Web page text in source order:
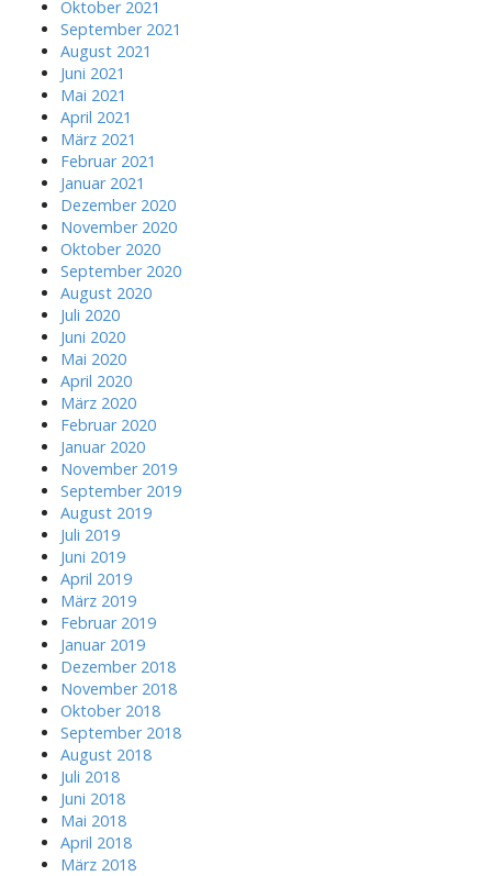
Oktober 2021
September 2021
August 2021
Juni 2021
Mai 2021
April 2021
März 2021
Februar 2021
Januar 2021
Dezember 2020
November 2020
Oktober 2020
September 2020
August 2020
Juli 2020
Juni 2020
Mai 2020
April 2020
März 2020
Februar 2020
Januar 2020
November 2019
September 2019
August 2019
Juli 2019
Juni 2019
April 2019
März 2019
Februar 2019
Januar 2019
Dezember 2018
November 2018
Oktober 2018
September 2018
August 2018
Juli 2018
Juni 2018
Mai 2018
April 2018
März 2018